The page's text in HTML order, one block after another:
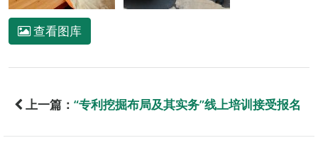
查看图库
上一篇： “专利挖掘布局及其实务”线上培训接受报名